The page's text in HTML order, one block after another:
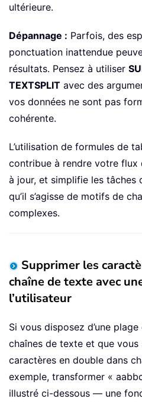
ultérieure.
Dépannage : Parfois, des
ponctuation inattendue
résultats. Pensez à utiliser
TEXTSPLIT avec des
vos données ne sont pas
cohérente.
L’utilisation de formules de
contribue à rendre votre
à jour, et simplifie les tâches
qu’il s’agisse de motifs de
complexes.
Supprimer les
chaîne de texte avec
l’utilisateur
Si vous disposez d’une
chaînes de texte et que
caractères en double dans
exemple, transformer «
illustré ci-dessous — une